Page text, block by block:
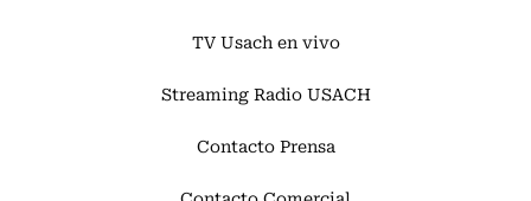
TV Usach en vivo
Streaming Radio USACH
Contacto Prensa